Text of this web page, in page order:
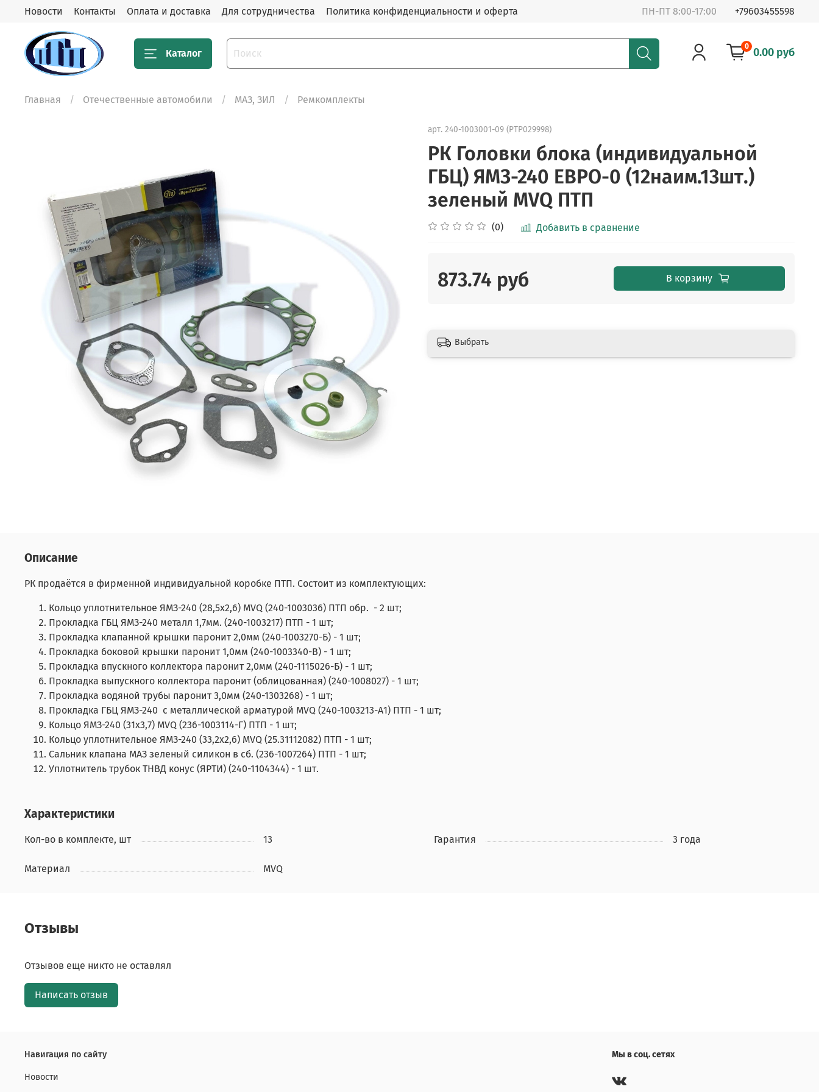
Новости Контакты Оплата и доставка Для сотрудничества Политика конфиденциальности и оферта ПН-ПТ 8:00-17:00 +79603455598
Каталог
0 0.00 руб
Главная Отечественные автомобили МАЗ, ЗИЛ Ремкомплекты
арт. 240-1003001-09 (PTP029998)
РК Головки блока (индивидуальной
ГБЦ) ЯМЗ-240 ЕВРО-0 (12наим.13шт.)
зеленый MVQ ПТП
(0) Добавить в сравнение
873.74 руб В корзину
Выбрать
Описание
РК продаётся в фирменной индивидуальной коробке ПТП. Состоит из комплектующих:
Кольцо уплотнительное ЯМЗ-240 (28,5х2,6) MVQ (240-1003036) ПТП обр. - 2 шт;
Прокладка ГБЦ ЯМЗ-240 металл 1,7мм. (240-1003217) ПТП - 1 шт;
Прокладка клапанной крышки паронит 2,0мм (240-1003270-Б) - 1 шт;
Прокладка боковой крышки паронит 1,0мм (240-1003340-В) - 1 шт;
Прокладка впускного коллектора паронит 2,0мм (240-1115026-Б) - 1 шт;
Прокладка выпускного коллектора паронит (облицованная) (240-1008027) - 1 шт;
Прокладка водяной трубы паронит 3,0мм (240-1303268) - 1 шт;
Прокладка ГБЦ ЯМЗ-240 с металлической арматурой MVQ (240-1003213-А1) ПТП - 1 шт;
Кольцо ЯМЗ-240 (31х3,7) MVQ (236-1003114-Г) ПТП - 1 шт;
Кольцо уплотнительное ЯМЗ-240 (33,2х2,6) MVQ (25.31112082) ПТП - 1 шт;
Сальник клапана МАЗ зеленый силикон в сб. (236-1007264) ПТП - 1 шт;
Уплотнитель трубок ТНВД конус (ЯРТИ) (240-1104344) - 1 шт.
Характеристики
Кол-во в комплекте, шт 13 Гарантия 3 года
Материал MVQ
Отзывы
Отзывов еще никто не оставлял
Написать отзыв
Навигация по сайту
Новости
Мы в соц. сетях